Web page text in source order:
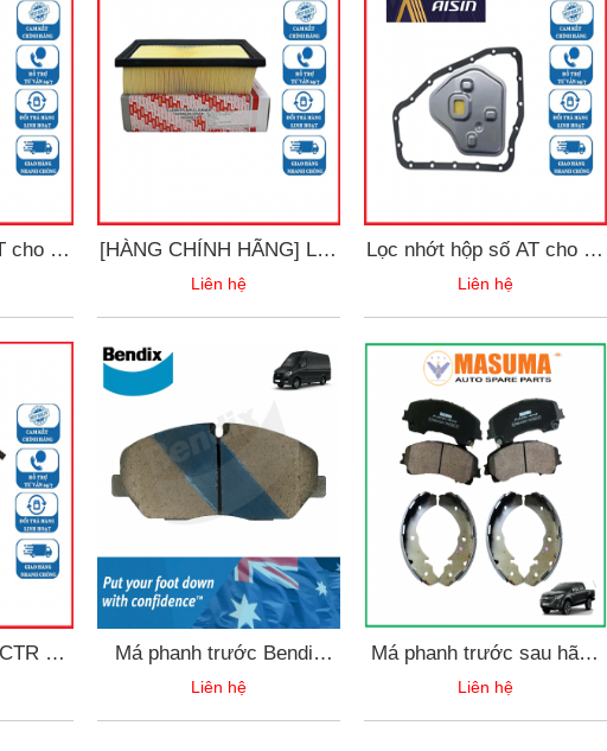
cho xe
mã
[HÀNG CHÍNH HÃNG] Lọc
gió động cơ Mitshubishi
Liên hệ
Lọc nhớt hộp số AT cho xe
XPANDER & MG ZS mã
Liên hệ
xe
đời
Má phanh trước Bendix
DB2536 GCT Huyndai
Liên hệ
Má phanh trước sau hãng
Masuma Nhật Bản cho xe
Liên hệ